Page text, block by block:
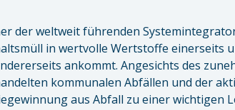
der weltweit führenden
in wertvolle Wertstoffe einerseits
ankommt. Angesichts des
kommunalen Abfällen und der
aus Abfall zu einer wichtigen